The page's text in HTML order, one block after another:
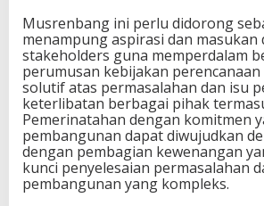
Musrenbang ini perlu didorong
menampung aspirasi dan masukan
stakeholders guna memperdalam
perumusan kebijakan
solutif atas permasalahan dan isu
keterlibatan berbagai pihak
Pemerinatahan dengan komitmen
pembangunan dapat diwujudkan
dengan pembagian kewenangan
kunci penyelesaian permasalahan
pembangunan yang kompleks.